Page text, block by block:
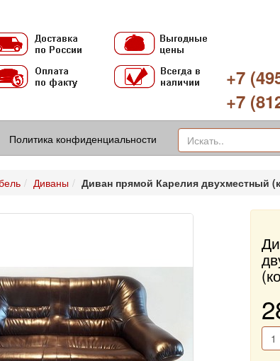
+7
+7
Политика конфиденциальности
Диваны Диван прямой Карелия двухместный